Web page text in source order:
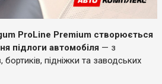
ProLine Premium створюється
підлоги автомобіля — з
бортиків, підніжки та заводських